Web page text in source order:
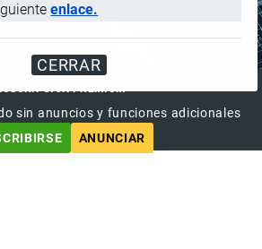
enlace.
CERRAR
PREMIUM
sin anuncios y funciones adicionales
ANUNCIAR